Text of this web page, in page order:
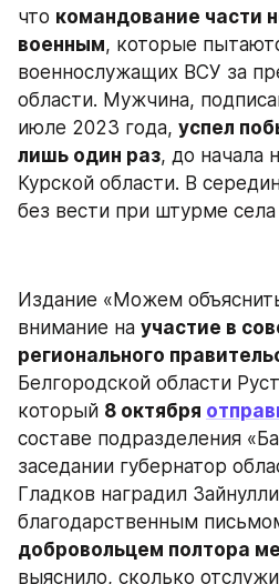
что командование части
военным, которые
военнослужащих ВСУ за
области. Мужчина,
июле 2023 года, успел
лишь один раз, до начала
Курской области. В
без вести при штурме
Издание «Можем
внимание на участие в
регионального
Белгородской области
который 8 октября
составе подразделения
заседании губернатор
Гладков наградил
благодарственным
добровольцем полтора
выяснило, сколько